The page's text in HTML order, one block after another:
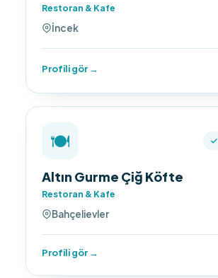
Restoran & Kafe
İncek
Profili gör →
🍽️
Altın Gurme Çiğ Köfte
Restoran & Kafe
Bahçelievler
Profili gör →